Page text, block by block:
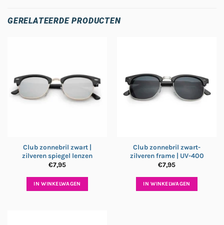
GERELATEERDE PRODUCTEN
Club zonnebril zwart |
zilveren spiegel lenzen
€7,95
IN WINKELWAGEN
Club zonnebril zwart-
zilveren frame | UV-400
€7,95
IN WINKELWAGEN